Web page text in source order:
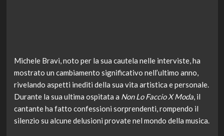
Michele Bravi, noto per la sua cautela nelle interviste, ha
mostrato un cambiamento significativo nell’ultimo anno,
rivelando aspetti inediti della sua vita artistica e personale.
Durante la sua ultima ospitata a Non Lo Faccio X Moda, il
cantante ha fatto confessioni sorprendenti, rompendo il
silenzio su alcune delusioni provate nel mondo della musica.